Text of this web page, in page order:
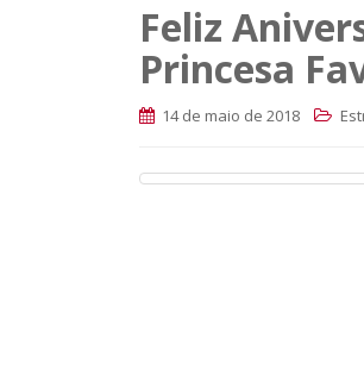
Feliz
Princesa
14 de maio de 2018